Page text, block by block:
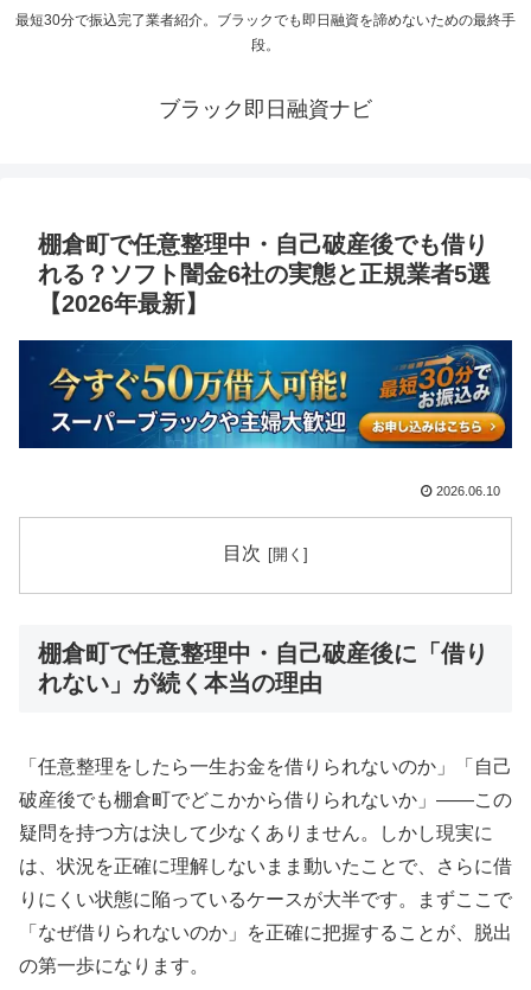
最短30分で振込完了業者紹介。ブラックでも即日融資を諦めないための最終手
段。
ブラック即日融資ナビ
棚倉町で任意整理中・自己破産後でも借り
れる？ソフト闇金6社の実態と正規業者5選
【2026年最新】
2026.06.10
目次
棚倉町で任意整理中・自己破産後に「借り
れない」が続く本当の理由
「任意整理をしたら一生お金を借りられないのか」「自己
破産後でも棚倉町でどこかから借りられないか」——この
疑問を持つ方は決して少なくありません。しかし現実に
は、状況を正確に理解しないまま動いたことで、さらに借
りにくい状態に陥っているケースが大半です。まずここで
「なぜ借りられないのか」を正確に把握することが、脱出
の第一歩になります。